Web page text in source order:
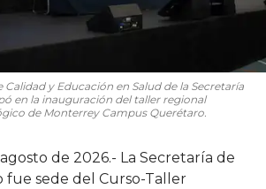
Calidad y Educación en Salud de la Secretaría
en la inauguración del taller regional
de Monterrey Campus Querétaro.
de 2026.- La Secretaría de
fue sede del Curso-Taller